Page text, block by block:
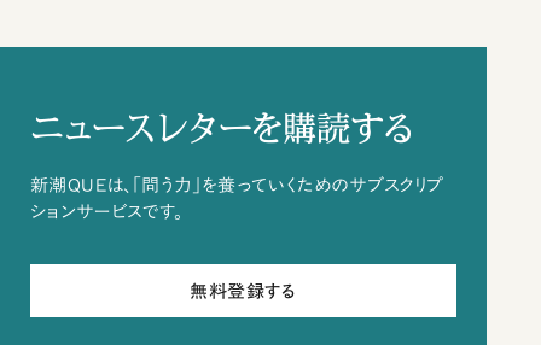
ニュースレターを購読する
新潮QUEは、「問う力」を養っていくためのサブスクリプ
ションサービスです。
無料登録する